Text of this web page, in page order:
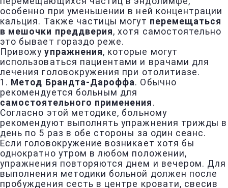
особенно при уменьшении в ней концентрации
кальция. Также частицы могут перемещаться
в мешочки преддверия, хотя самостоятельно
это бывает гораздо реже.
Привожуупражнения, которые могут
использоваться пациентами и врачами для
лечения головокружения при отолитиазе.
1. Метод Брандта-Дароффа. Обычно
рекомендуется больным для
самостоятельного применения .
Согласно этой методике, больному
рекомендуют выполнять упражнения трижды в
день по 5 раз в обе стороны за один сеанс.
Если головокружение возникает хотя бы
однократно утром в любом положении,
упражнения повторяются днем и вечером. Для
выполнения методики больной должен после
пробуждения сесть в центре кровати, свесив